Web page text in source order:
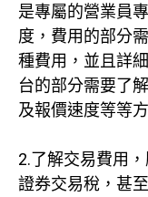
是專屬的營業員
度，費用的部分
種費用，並且詳
台的部分需要了
及報價速度等等
2.了解交易費用
證券交易稅，甚